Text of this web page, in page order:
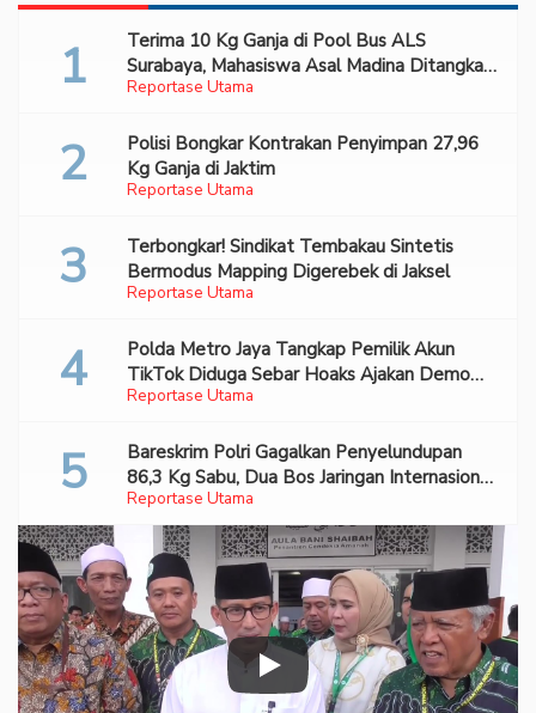
Reportase Utama
Terima 10 Kg Ganja di Pool Bus ALS
Surabaya, Mahasiswa Asal Madina Ditangkap
Bareskrim
Reportase Utama
Polisi Bongkar Kontrakan Penyimpan 27,96
Kg Ganja di Jaktim
Reportase Utama
Terbongkar! Sindikat Tembakau Sintetis
Bermodus Mapping Digerebek di Jaksel
Reportase Utama
Polda Metro Jaya Tangkap Pemilik Akun
TikTok Diduga Sebar Hoaks Ajakan Demo
Turunkan Prabowo-Gibran
Reportase Utama
Bareskrim Polri Gagalkan Penyelundupan
86,3 Kg Sabu, Dua Bos Jaringan Internasional
Diburu